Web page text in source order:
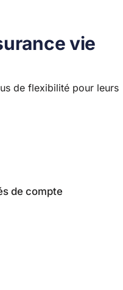
vie
de flexibilité pour leurs
de compte